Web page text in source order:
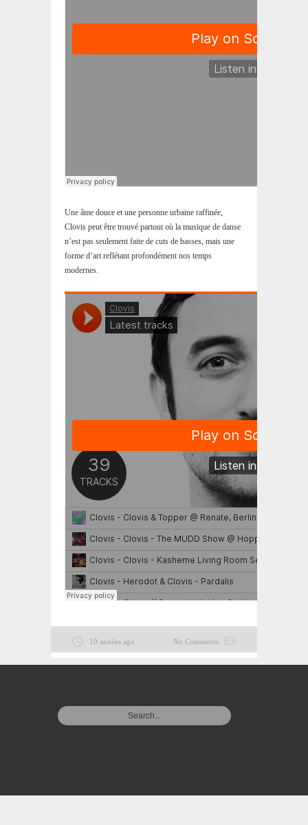
Une âme douce et une personne urbaine raffinée,
Clovis peut être trouvé partout où la musique de danse
n’est pas seulement faite de cuts de basses, mais une
forme d’art reflétant profondément nos temps
modernes.
10 années ago No Comments